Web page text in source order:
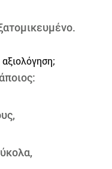
αξιολόγηση;